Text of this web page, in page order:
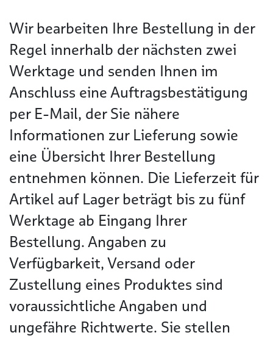
Wir bearbeiten Ihre Bestellung in der
Regel innerhalb der nächsten zwei
Werktage und senden Ihnen im
Anschluss eine Auftragsbestätigung
per E-Mail, der Sie nähere
Informationen zur Lieferung sowie
eine Übersicht Ihrer Bestellung
entnehmen können. Die Lieferzeit für
Artikel auf Lager beträgt bis zu fünf
Werktage ab Eingang Ihrer
Bestellung. Angaben zu
Verfügbarkeit, Versand oder
Zustellung eines Produktes sind
voraussichtliche Angaben und
ungefähre Richtwerte. Sie stellen